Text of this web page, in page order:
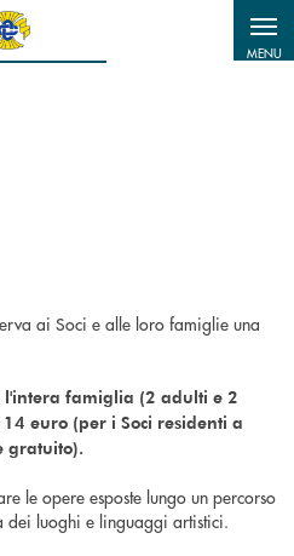
MENU
ai Soci e alle loro famiglie una
famiglia (2 adulti e 2
euro (per i Soci residenti a
gratuito).
le opere esposte lungo un percorso
dei luoghi e linguaggi artistici.